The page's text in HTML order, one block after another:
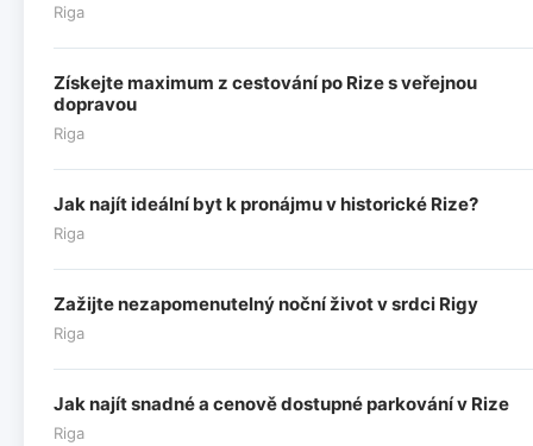
Riga
Získejte maximum z cestování po Rize s veřejnou
dopravou
Riga
Jak najít ideální byt k pronájmu v historické Rize?
Riga
Zažijte nezapomenutelný noční život v srdci Rigy
Riga
Jak najít snadné a cenově dostupné parkování v Rize
Riga